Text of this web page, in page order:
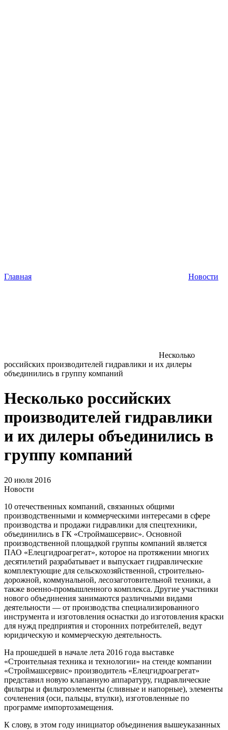
Главная Новости
Несколько
российских производителей гидравлики и их дилеры
объединились в группу компаний
Несколько российских
производителей гидравлики
и их дилеры объединились в
группу компаний
20 июля 2016
Новости
10 отечественных компаний, связанных общими
производственными и коммерческими интересами в сфере
производства и продажи гидравлики для спецтехники,
объединились в ГК «Строймашсервис». Основной
производственной площадкой группы компаний является
ПАО «Елецгидроагрегат», которое на протяжении многих
десятилетий разрабатывает и выпускает гидравлические
комплектующие для сельскохозяйственной, строительно-
дорожной, коммунальной, лесозаготовительной техники, а
также военно-промышленного комплекса. Другие участники
нового объединения занимаются различными видами
деятельности — от производства специализированного
инструмента и изготовления оснастки до изготовления краски
для нужд предприятия и сторонних потребителей, ведут
юридическую и коммерческую деятельность.
На прошедшей в начале лета 2016 года выставке
«Строительная техника и технологии» на стенде компании
«Строймашсервис» производитель «Елецгидроагрегат»
представил новую клапанную аппаратуру, гидравлические
фильтры и фильтроэлементы (сливные и напорные), элементы
сочленения (оси, пальцы, втулки), изготовленные по
программе импортозамещения.
К слову, в этом году инициатор объединения вышеуказанных